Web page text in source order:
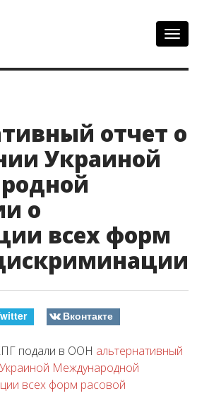
отчет о
Украиной
о
всех форм
Вконтакте
подали в ООН альтернативный
Международной
всех форм расовой